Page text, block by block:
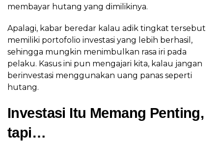
membayar hutang yang dimilikinya.
Apalagi, kabar beredar kalau adik tingkat tersebut
memiliki portofolio investasi yang lebih berhasil,
sehingga mungkin menimbulkan rasa iri pada
pelaku. Kasus ini pun mengajari kita, kalau jangan
berinvestasi menggunakan uang panas seperti
hutang.
Investasi Itu Memang Penting,
tapi…